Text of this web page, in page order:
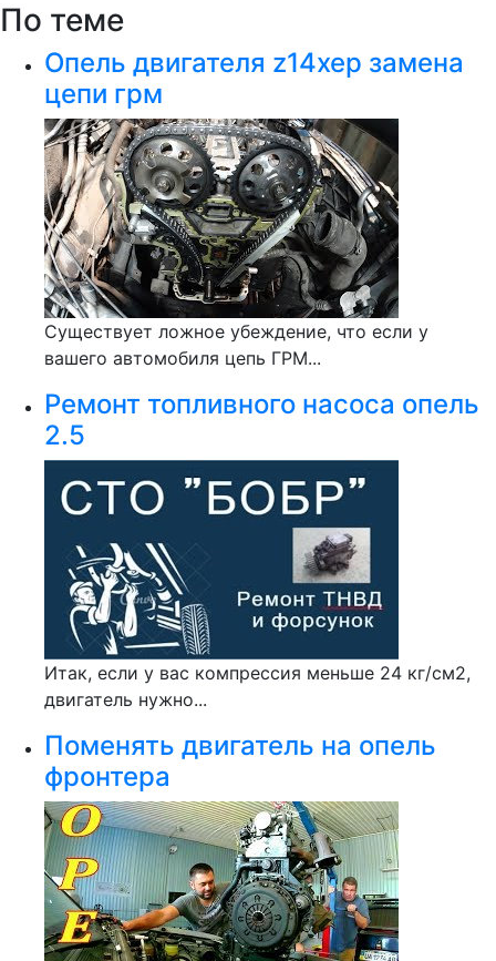
По теме
Опель двигателя z14xep замена
цепи грм
Существует ложное убеждение, что если у
вашего автомобиля цепь ГРМ...
Ремонт топливного насоса опель
2.5
Итак, если у вас компрессия меньше 24 кг/см2,
двигатель нужно...
Поменять двигатель на опель
фронтера